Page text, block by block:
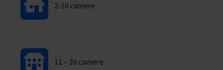
2-10 camere
11 – 20 camere